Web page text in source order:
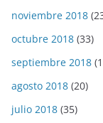
noviembre 2018
octubre 2018 (33)
septiembre 2018
agosto 2018 (20)
julio 2018 (35)